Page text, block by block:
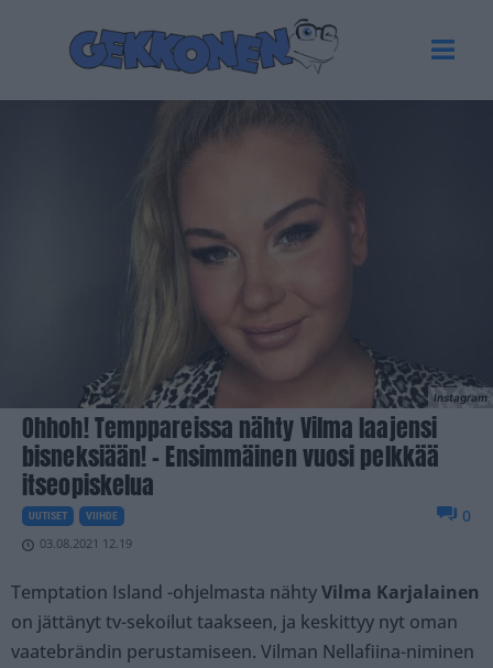
Instagram
Ohhoh! Temppareissa nähty Vilma laajensi
bisneksiään! – Ensimmäinen vuosi pelkkää
itseopiskelua
UUTISET VIIHDE
03.08.2021 12.19
0
Temptation Island -ohjelmasta nähtyVilma Karjalainen
on jättänyt tv-sekoilut taakseen, ja keskittyy nyt oman
vaatebrändin perustamiseen. Vilman Nellafiina-niminen